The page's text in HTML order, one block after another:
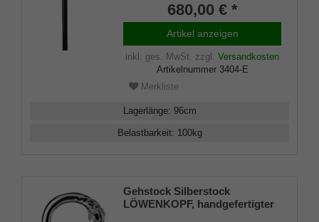
Sterling Silber mit aufwändigen
tropfenähnlichen
Ziselierungen, aufgesetzt auf
einen Stock aus edlem
Makassar Ebenholz, inklusiv
Schlankpuffer.
680,00 € *
Artikel anzeigen
inkl. ges. MwSt. zzgl. Versandkosten
Artikelnummer 3404-E
Merkliste
Lagerlänge: 96cm
Belastbarkeit: 100kg
Gehstock Silberstock
LÖWENKOPF, handgefertigter